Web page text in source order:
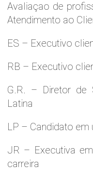
Avaliaçao de
Atendimento ao
ES – Executivo
RB – Executivo
G.R. – Diretor de
Latina
LP – Candidato em
JR – Executiva
carreira